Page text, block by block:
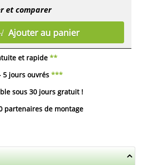
et rapide **
5 jours ouvrés ***
sous 30 jours gratuit!
partenaires de montage
et comparer
Ajouter au panier